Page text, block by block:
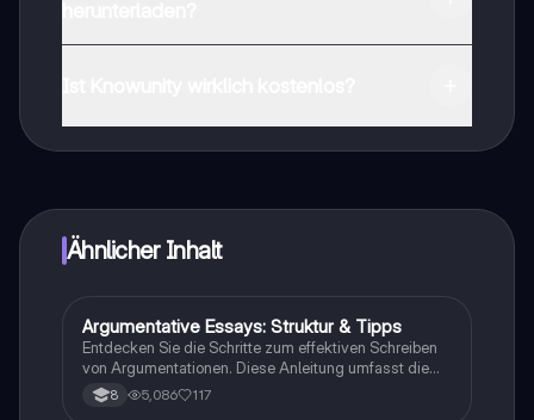
Ähnlicher Inhalt
Englisch
Argumentative Essays: Struktur & Tipps
Entdecken Sie die Schritte zum effektiven Schreiben
von Argumentationen. Diese Anleitung umfasst die
Organisation von Ideen, die Planung von Argumenten
und die Struktur eines überzeugenden Essays. Ideal
8 5,086 117